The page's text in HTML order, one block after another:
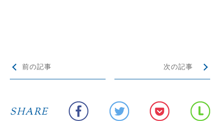
前の記事 次の記事
SHARE